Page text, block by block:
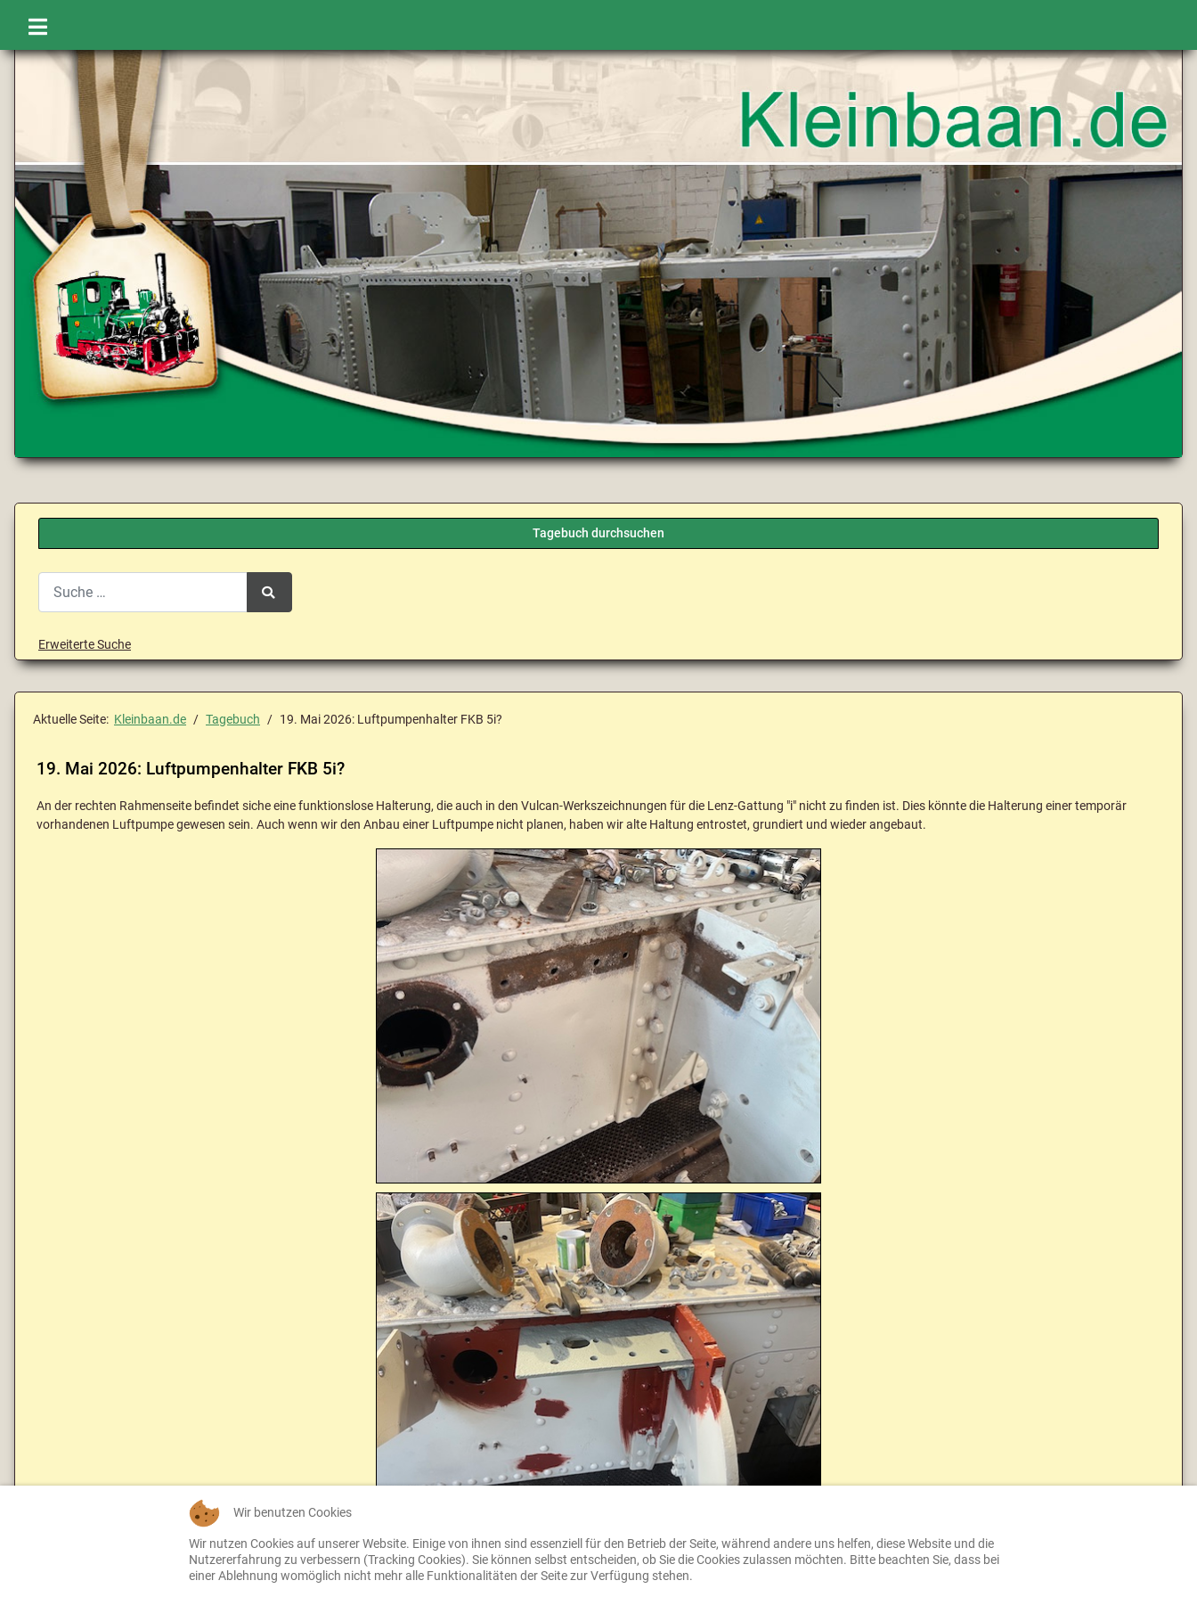
Tagebuch durchsuchen
Erweiterte Suche
Aktuelle Seite: Kleinbaan.de Tagebuch 19. Mai 2026: Luftpumpenhalter FKB 5i?
19. Mai 2026: Luftpumpenhalter FKB 5i?
An der rechten Rahmenseite befindet siche eine funktionslose Halterung, die auch in den Vulcan-Werkszeichnungen für die Lenz-Gattung "i" nicht zu finden ist. Dies könnte die Halterung einer temporär
vorhandenen Luftpumpe gewesen sein. Auch wenn wir den Anbau einer Luftpumpe nicht planen, haben wir alte Haltung entrostet, grundiert und wieder angebaut.
Wir benutzen Cookies
Wir nutzen Cookies auf unserer Website. Einige von ihnen sind essenziell für den Betrieb der Seite, während andere uns helfen, diese Website und die
Nutzererfahrung zu verbessern (Tracking Cookies). Sie können selbst entscheiden, ob Sie die Cookies zulassen möchten. Bitte beachten Sie, dass bei
einer Ablehnung womöglich nicht mehr alle Funktionalitäten der Seite zur Verfügung stehen.